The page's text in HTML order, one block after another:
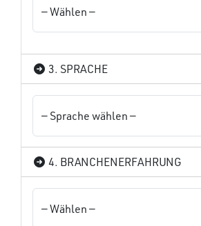
3. SPRACHE
4. BRANCHENERFAHRUNG